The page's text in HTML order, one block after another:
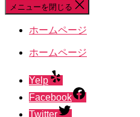
メニューを閉じる
ホームページ
ホームページ
Yelp
Facebook
Twitter